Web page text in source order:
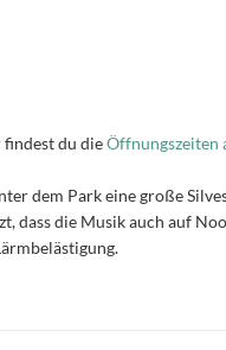
findest du dieÖffnungszeiten
dem Park eine große
dass die Musik auch auf